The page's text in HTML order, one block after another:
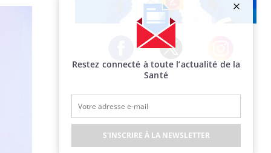
Facebook Twitter Instagram
Restez connecté à toute l’actualité de la
Santé
S'INSCRIRE À LA NEWSLETTER